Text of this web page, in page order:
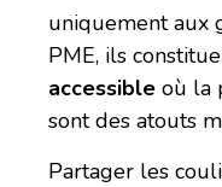
uniquement aux
PME, ils
accessible où la
sont des atouts
Partager les